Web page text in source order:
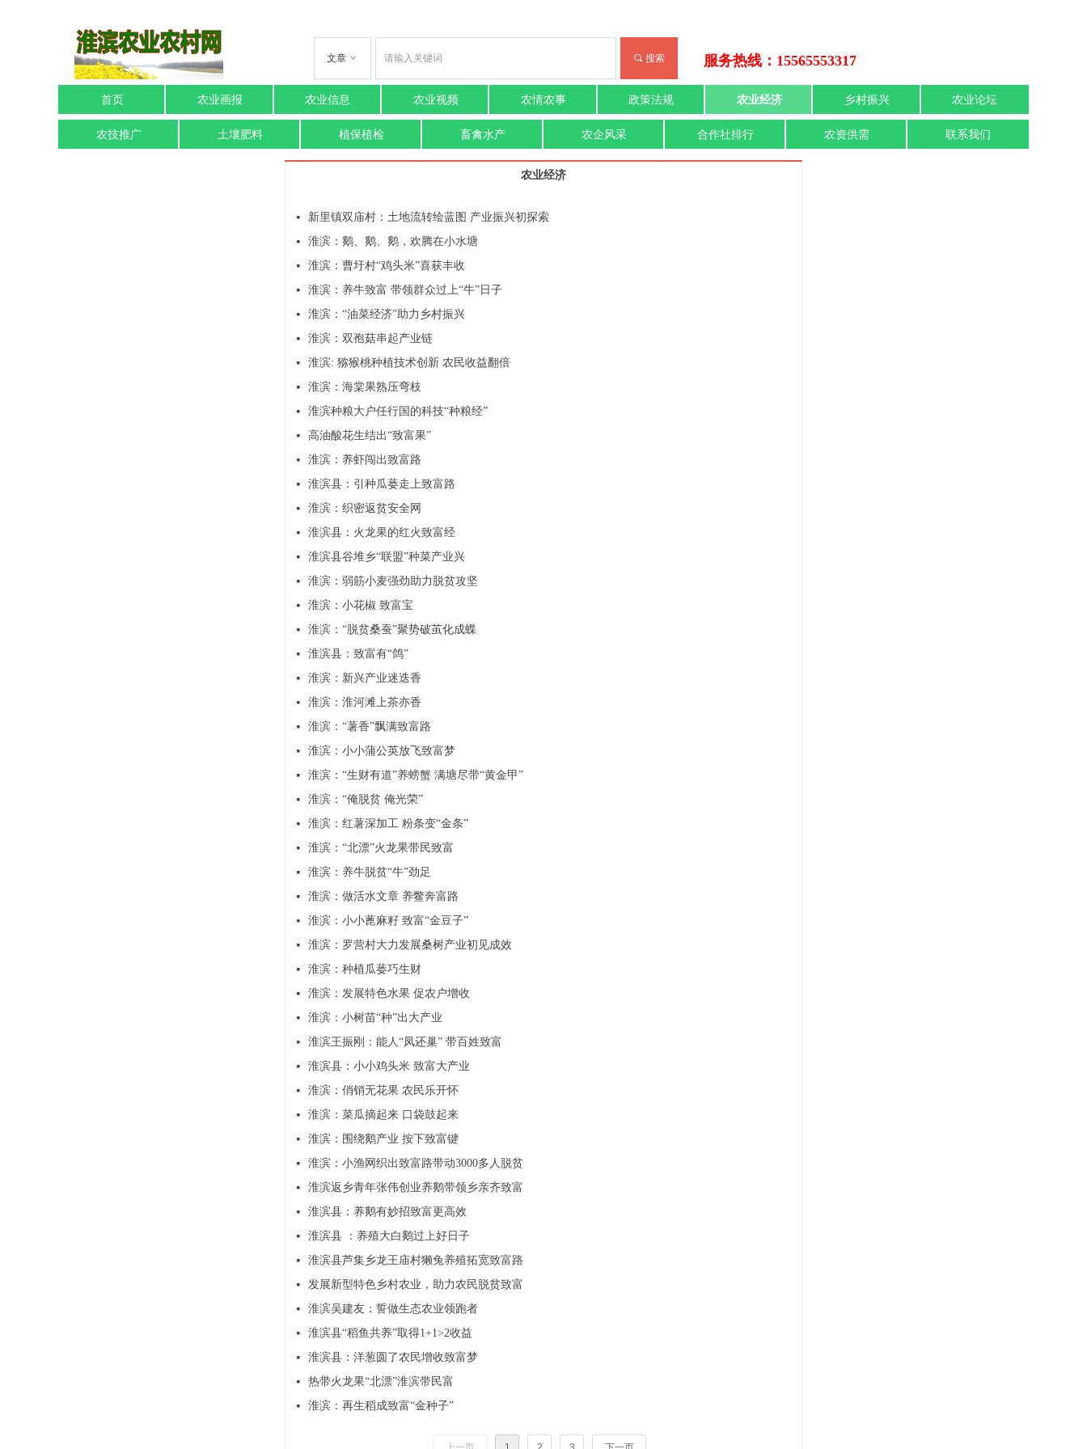
끠 搜索
文章 ꀁ 服务热线：15565553317
首页 农业画报 农业信息 农业视频 农情农事 政策法规 农业经济 乡村振兴 农业论坛
农技推广 土壤肥料 植保植检 畜禽水产 农企风采 合作社排行 农资供需 联系我们
农业经济
넷 新里镇双庙村：土地流转绘蓝图 产业振兴初探索
넷 淮滨：鹅、鹅、鹅，欢腾在小水塘
넷 淮滨：曹圩村“鸡头米”喜获丰收
넷 淮滨：养牛致富 带领群众过上“牛”日子
넷 淮滨：“油菜经济”助力乡村振兴
넷 淮滨：双孢菇串起产业链
넷 淮滨: 猕猴桃种植技术创新 农民收益翻倍
넷 淮滨：海棠果熟压弯枝
넷 淮滨种粮大户任行国的科技“种粮经”
넷 高油酸花生结出“致富果”
넷 淮滨：养虾闯出致富路
넷 淮滨县：引种瓜蒌走上致富路
넷 淮滨：织密返贫安全网
넷 淮滨县：火龙果的红火致富经
넷 淮滨县谷堆乡“联盟”种菜产业兴
넷 淮滨：弱筋小麦强劲助力脱贫攻坚
넷 淮滨：小花椒 致富宝
넷 淮滨：“脱贫桑蚕”聚势破茧化成蝶
넷 淮滨县：致富有“鸽”
넷 淮滨：新兴产业迷迭香
넷 淮滨：淮河滩上茶亦香
넷 淮滨：“薯香”飘满致富路
넷 淮滨：小小蒲公英放飞致富梦
넷 淮滨：“生财有道”养螃蟹 满塘尽带“黄金甲”
넷 淮滨：“俺脱贫 俺光荣”
넷 淮滨：红薯深加工 粉条变“金条”
넷 淮滨：“北漂”火龙果带民致富
넷 淮滨：养牛脱贫“牛”劲足
넷 淮滨：做活水文章 养鳖奔富路
넷 淮滨：小小蓖麻籽 致富“金豆子”
넷 淮滨：罗营村大力发展桑树产业初见成效
넷 淮滨：种植瓜蒌巧生财
넷 淮滨：发展特色水果 促农户增收
넷 淮滨：小树苗“种”出大产业
넷 淮滨王振刚：能人“凤还巢” 带百姓致富
넷 淮滨县：小小鸡头米 致富大产业
넷 淮滨：俏销无花果 农民乐开怀
넷 淮滨：菜瓜摘起来 口袋鼓起来
넷 淮滨：围绕鹅产业 按下致富键
넷 淮滨：小渔网织出致富路带动3000多人脱贫
넷 淮滨返乡青年张伟创业养鹅带领乡亲齐致富
넷 淮滨县：养鹅有妙招致富更高效
넷 淮滨县 ：养殖大白鹅过上好日子
넷 淮滨县芦集乡龙王庙村獭兔养殖拓宽致富路
넷 发展新型特色乡村农业，助力农民脱贫致富
넷 淮滨吴建友：誓做生态农业领跑者
넷 淮滨县“稻鱼共养”取得1+1>2收益
넷 淮滨县：洋葱圆了农民增收致富梦
넷 热带火龙果“北漂”淮滨带民富
넷 淮滨：再生稻成致富“金种子”